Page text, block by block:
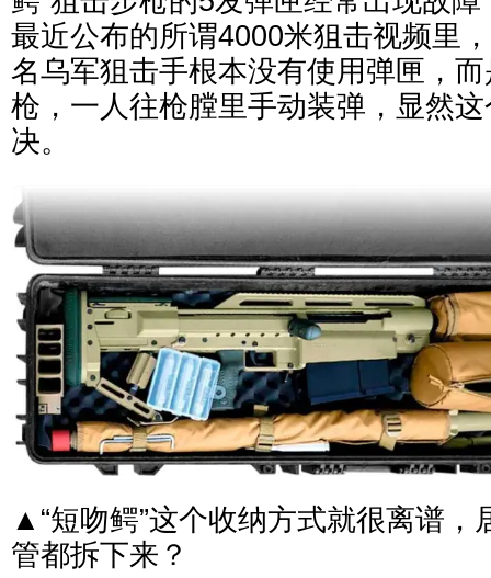
最近公布的所谓4000米狙击视频里
名乌军狙击手根本没有使用弹匣，
枪，一人往枪膛里手动装弹，显然
决。
▲“短吻鳄”这个收纳方式就很离谱，
管都拆下来？